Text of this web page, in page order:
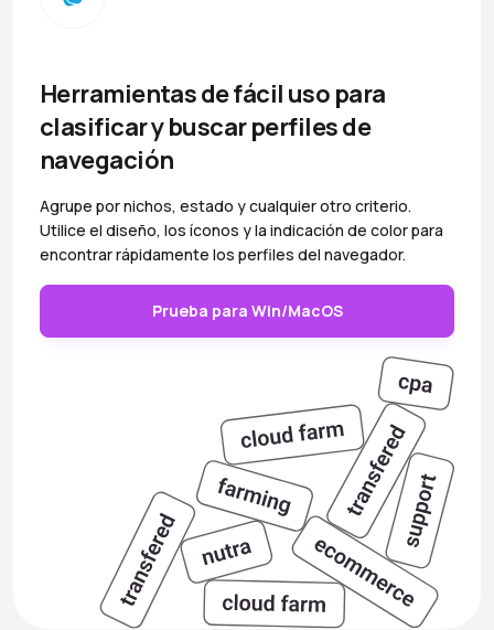
Herramientas de fácil uso para
clasificar y buscar perfiles de
navegación
Agrupe por nichos, estado y cualquier otro criterio.
Utilice el diseño, los íconos y la indicación de color para
encontrar rápidamente los perfiles del navegador.
Prueba para Win/MacOS